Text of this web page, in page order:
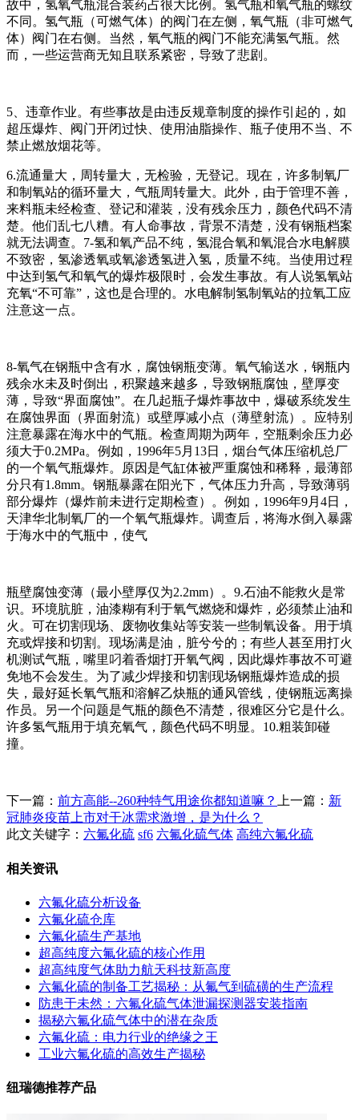
故中，氢氧气瓶混合装药占很大比例。氢气瓶和氧气瓶的螺纹
不同。氢气瓶（可燃气体）的阀门在左侧，氧气瓶（非可燃气
体）阀门在右侧。当然，氧气瓶的阀门不能充满氢气瓶。然
而，一些运营商无知且联系紧密，导致了悲剧。
5、违章作业。有些事故是由违反规章制度的操作引起的，如
超压爆炸、阀门开闭过快、使用油脂操作、瓶子使用不当、不
禁止燃放烟花等。
6.流通量大，周转量大，无检验，无登记。现在，许多制氧厂
和制氧站的循环量大，气瓶周转量大。此外，由于管理不善，
来料瓶未经检查、登记和灌装，没有残余压力，颜色代码不清
楚。他们乱七八糟。有人命事故，背景不清楚，没有钢瓶档案
就无法调查。7-氢和氧产品不纯，氢混合氧和氧混合水电解膜
不致密，氢渗透氧或氧渗透氢进入氢，质量不纯。当使用过程
中达到氢气和氧气的爆炸极限时， 会发生事故。有人说氢氧站
充氧“不可靠”，这也是合理的。水电解制氢制氧站的拉氧工应
注意这一点。
8-氧气在钢瓶中含有水，腐蚀钢瓶变薄。氧气输送水，钢瓶内
残余水未及时倒出，积聚越来越多，导致钢瓶腐蚀，壁厚变
薄，导致“界面腐蚀”。在几起瓶子爆炸事故中，爆破系统发生
在腐蚀界面（界面射流）或壁厚减小点（薄壁射流）。应特别
注意暴露在海水中的气瓶。检查周期为两年，空瓶剩余压力必
须大于0.2MPa。例如，1996年5月13日，烟台气体压缩机总厂
的一个氧气瓶爆炸。原因是气缸体被严重腐蚀和稀释，最薄部
分只有1.8mm。钢瓶暴露在阳光下，气体压力升高，导致薄弱
部分爆炸（爆炸前未进行定期检查）。例如，1996年9月4日，
天津华北制氧厂的一个氧气瓶爆炸。调查后，将海水倒入暴露
于海水中的气瓶中，使气
瓶壁腐蚀变薄（最小壁厚仅为2.2mm）。9.石油不能救火是常
识。环境肮脏，油漆糊有利于氧气燃烧和爆炸，必须禁止油和
火。可在切割现场、废物收集站等安装一些制氧设备。用于填
充或焊接和切割。现场满是油，脏兮兮的；有些人甚至用打火
机测试气瓶，嘴里叼着香烟打开氧气阀，因此爆炸事故不可避
免地不会发生。为了减少焊接和切割现场钢瓶爆炸造成的损
失，最好延长氧气瓶和溶解乙炔瓶的通风管线，使钢瓶远离操
作员。另一个问题是气瓶的颜色不清楚，很难区分它是什么。
许多氢气瓶用于填充氧气，颜色代码不明显。10.粗装卸碰
撞。
下一篇： 前方高能--260种特气用途你都知道嘛？ 上一篇： 新
冠肺炎疫苗上市对干冰需求激增，是为什么？
此文关键字： 六氟化硫 sf6 六氟化硫气体 高纯六氟化硫
相关资讯
六氟化硫分析设备
六氟化硫仓库
六氟化硫生产基地
超高纯度六氟化硫的核心作用
超高纯度气体助力航天科技新高度
六氟化硫的制备工艺揭秘：从氟气到硫磺的生产流程
防患于未然：六氟化硫气体泄漏探测器安装指南
揭秘六氟化硫气体中的潜在杂质
六氟化硫：电力行业的绝缘之王
工业六氟化硫的高效生产揭秘
纽瑞德推荐产品